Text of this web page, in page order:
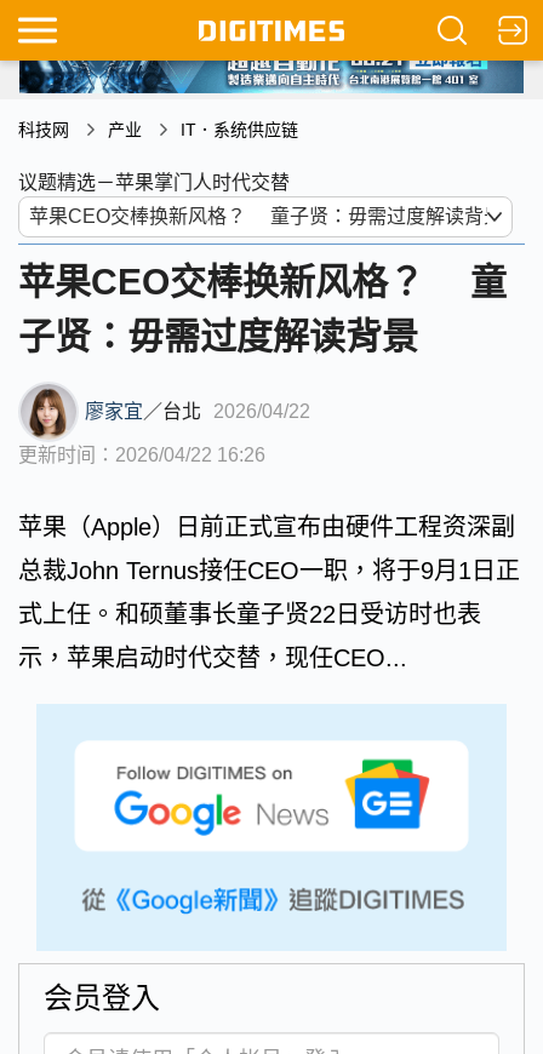
科技网 产业 IT．系统供应链
议题精选－苹果掌门人时代交替
苹果CEO交棒换新风格？ 童
子贤：毋需过度解读背景
廖家宜／台北 2026/04/22
更新时间：2026/04/22 16:26
苹果（Apple）日前正式宣布由硬件工程资深副
总裁John Ternus接任CEO一职，将于9月1日正
式上任。和硕董事长童子贤22日受访时也表
示，苹果启动时代交替，现任CEO...
会员登入